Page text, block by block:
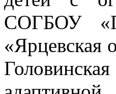
СОГБОУ
«Ярцевская